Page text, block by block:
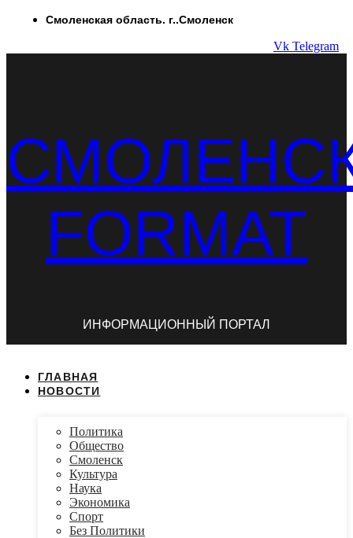
ПерейтиСмоленская область. г..Смоленск
Vk Telegram
FORMAT
ИНФОРМАЦИОННЫЙ ПОРТАЛ
ГЛАВНАЯ
НОВОСТИ
Политика
Общество
Смоленск
Культура
Наука
Экономика
Спорт
Без Политики